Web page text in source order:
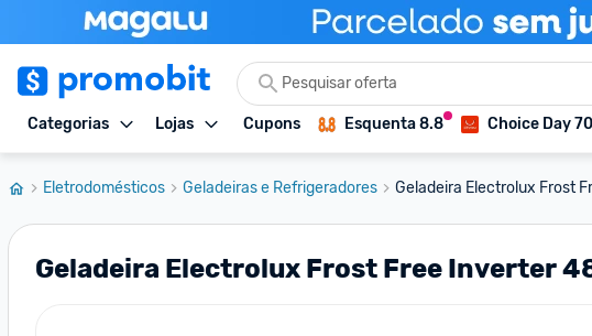
Categorias Lojas Cupons Esquenta 8.8 Choice Day
Eletrodomésticos Geladeiras e Refrigeradores Geladeira Electrolux Frost
Geladeira Electrolux Frost Free Inverter